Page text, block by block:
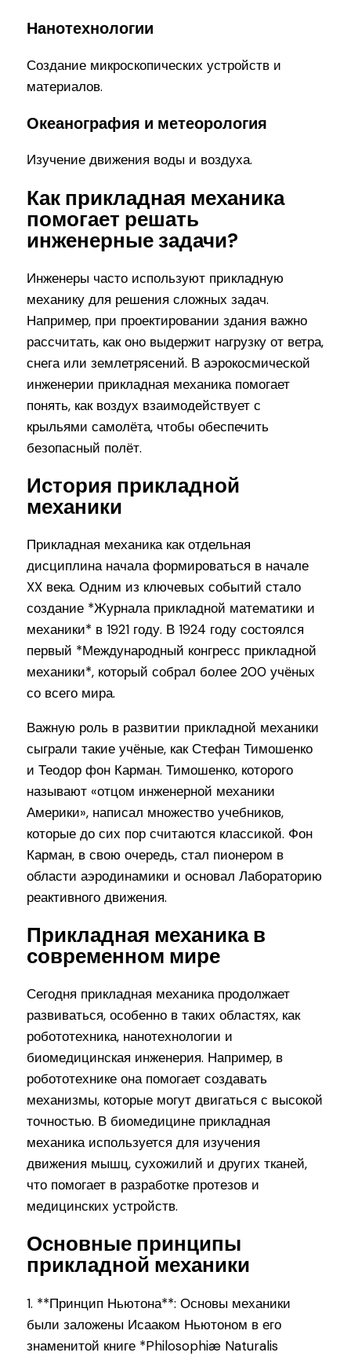
Нанотехнологии
Создание микроскопических устройств и
материалов.
Океанография и метеорология
Изучение движения воды и воздуха.
Как прикладная механика
помогает решать
инженерные задачи?
Инженеры часто используют прикладную
механику для решения сложных задач.
Например, при проектировании здания важно
рассчитать, как оно выдержит нагрузку от ветра,
снега или землетрясений. В аэрокосмической
инженерии прикладная механика помогает
понять, как воздух взаимодействует с
крыльями самолёта, чтобы обеспечить
безопасный полёт.
История прикладной
механики
Прикладная механика как отдельная
дисциплина начала формироваться в начале
XX века. Одним из ключевых событий стало
создание *Журнала прикладной математики и
механики* в 1921 году. В 1924 году состоялся
первый *Международный конгресс прикладной
механики*, который собрал более 200 учёных
со всего мира.
Важную роль в развитии прикладной механики
сыграли такие учёные, как Стефан Тимошенко
и Теодор фон Карман. Тимошенко, которого
называют «отцом инженерной механики
Америки», написал множество учебников,
которые до сих пор считаются классикой. Фон
Карман, в свою очередь, стал пионером в
области аэродинамики и основал Лабораторию
реактивного движения.
Прикладная механика в
современном мире
Сегодня прикладная механика продолжает
развиваться, особенно в таких областях, как
робототехника, нанотехнологии и
биомедицинская инженерия. Например, в
робототехнике она помогает создавать
механизмы, которые могут двигаться с высокой
точностью. В биомедицине прикладная
механика используется для изучения
движения мышц, сухожилий и других тканей,
что помогает в разработке протезов и
медицинских устройств.
Основные принципы
прикладной механики
1. **Принцип Ньютона**: Основы механики
были заложены Исааком Ньютоном в его
знаменитой книге *Philosophiæ Naturalis